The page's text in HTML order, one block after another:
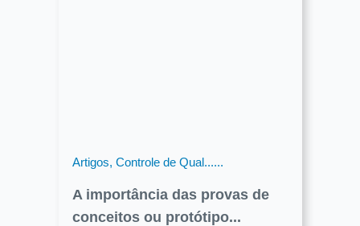
Artigos, Controle de Qual......
A importância das provas de
conceitos ou protótipo...